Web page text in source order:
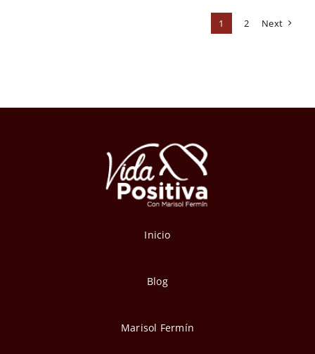
1 2 Next
Inicio
Blog
Marisol Fermín